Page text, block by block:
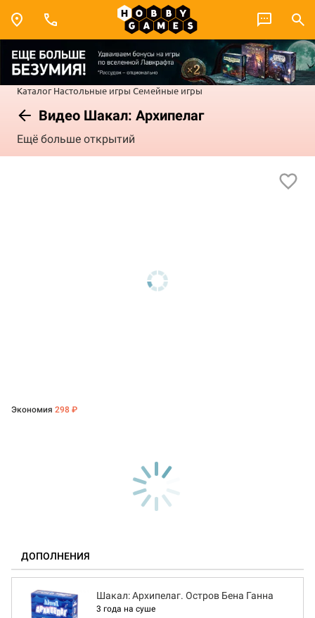
Каталог Настольные игры Семейные игры
Видео Шакал: Архипелаг
Ещё больше открытий
Экономия 298 ₽
ДОПОЛНЕНИЯ
Шакал: Архипелаг. Остров Бена Ганна
3 года на суше